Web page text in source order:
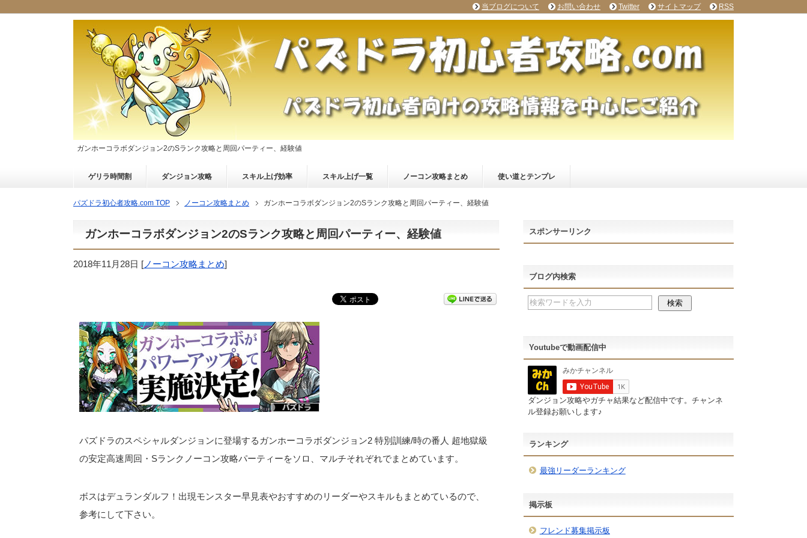
ガンホーコラボダンジョン2のSランク攻略と周回パーティー、経験値
ゲリラ時間割 ダンジョン攻略 スキル上げ効率 スキル上げ一覧 ノーコン攻略まとめ 使い道とテンプレ
パズドラ初心者攻略.com TOP ノーコン攻略まとめ ガンホーコラボダンジョン2のSランク攻略と周回パーティー、経験値
ガンホーコラボダンジョン2のSランク攻略と周回パーティー、経験値
2018年11月28日 [ノーコン攻略まとめ]
パズドラのスペシャルダンジョンに登場するガンホーコラボダンジョン2 特別訓練/時の番人 超地獄級
の安定高速周回・Sランクノーコン攻略パーティーをソロ、マルチそれぞれでまとめています。
ボスはデュランダルフ！出現モンスター早見表やおすすめのリーダーやスキルもまとめているので、
参考にして下さい。
スポンサーリンク
ブログ内検索
Youtubeで動画配信中
ダンジョン攻略やガチャ結果など配信中です。チャンネ
ル登録お願いします♪
ランキング
最強リーダーランキング
掲示板
フレンド募集掲示板
当ブログについて お問い合わせ Twitter サイトマップ RSS